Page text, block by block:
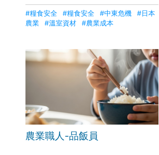
稻米，農家正面臨成本大增與產量下滑
的雙重打擊 。這波危機恐加速高齡農
民的「廢耕潮」，威脅日本糧食自給，
。
#糧食安全 #糧食安全 #中東危機
#日本
農業
#溫室資材 #農業成本
農業職人-品飯員